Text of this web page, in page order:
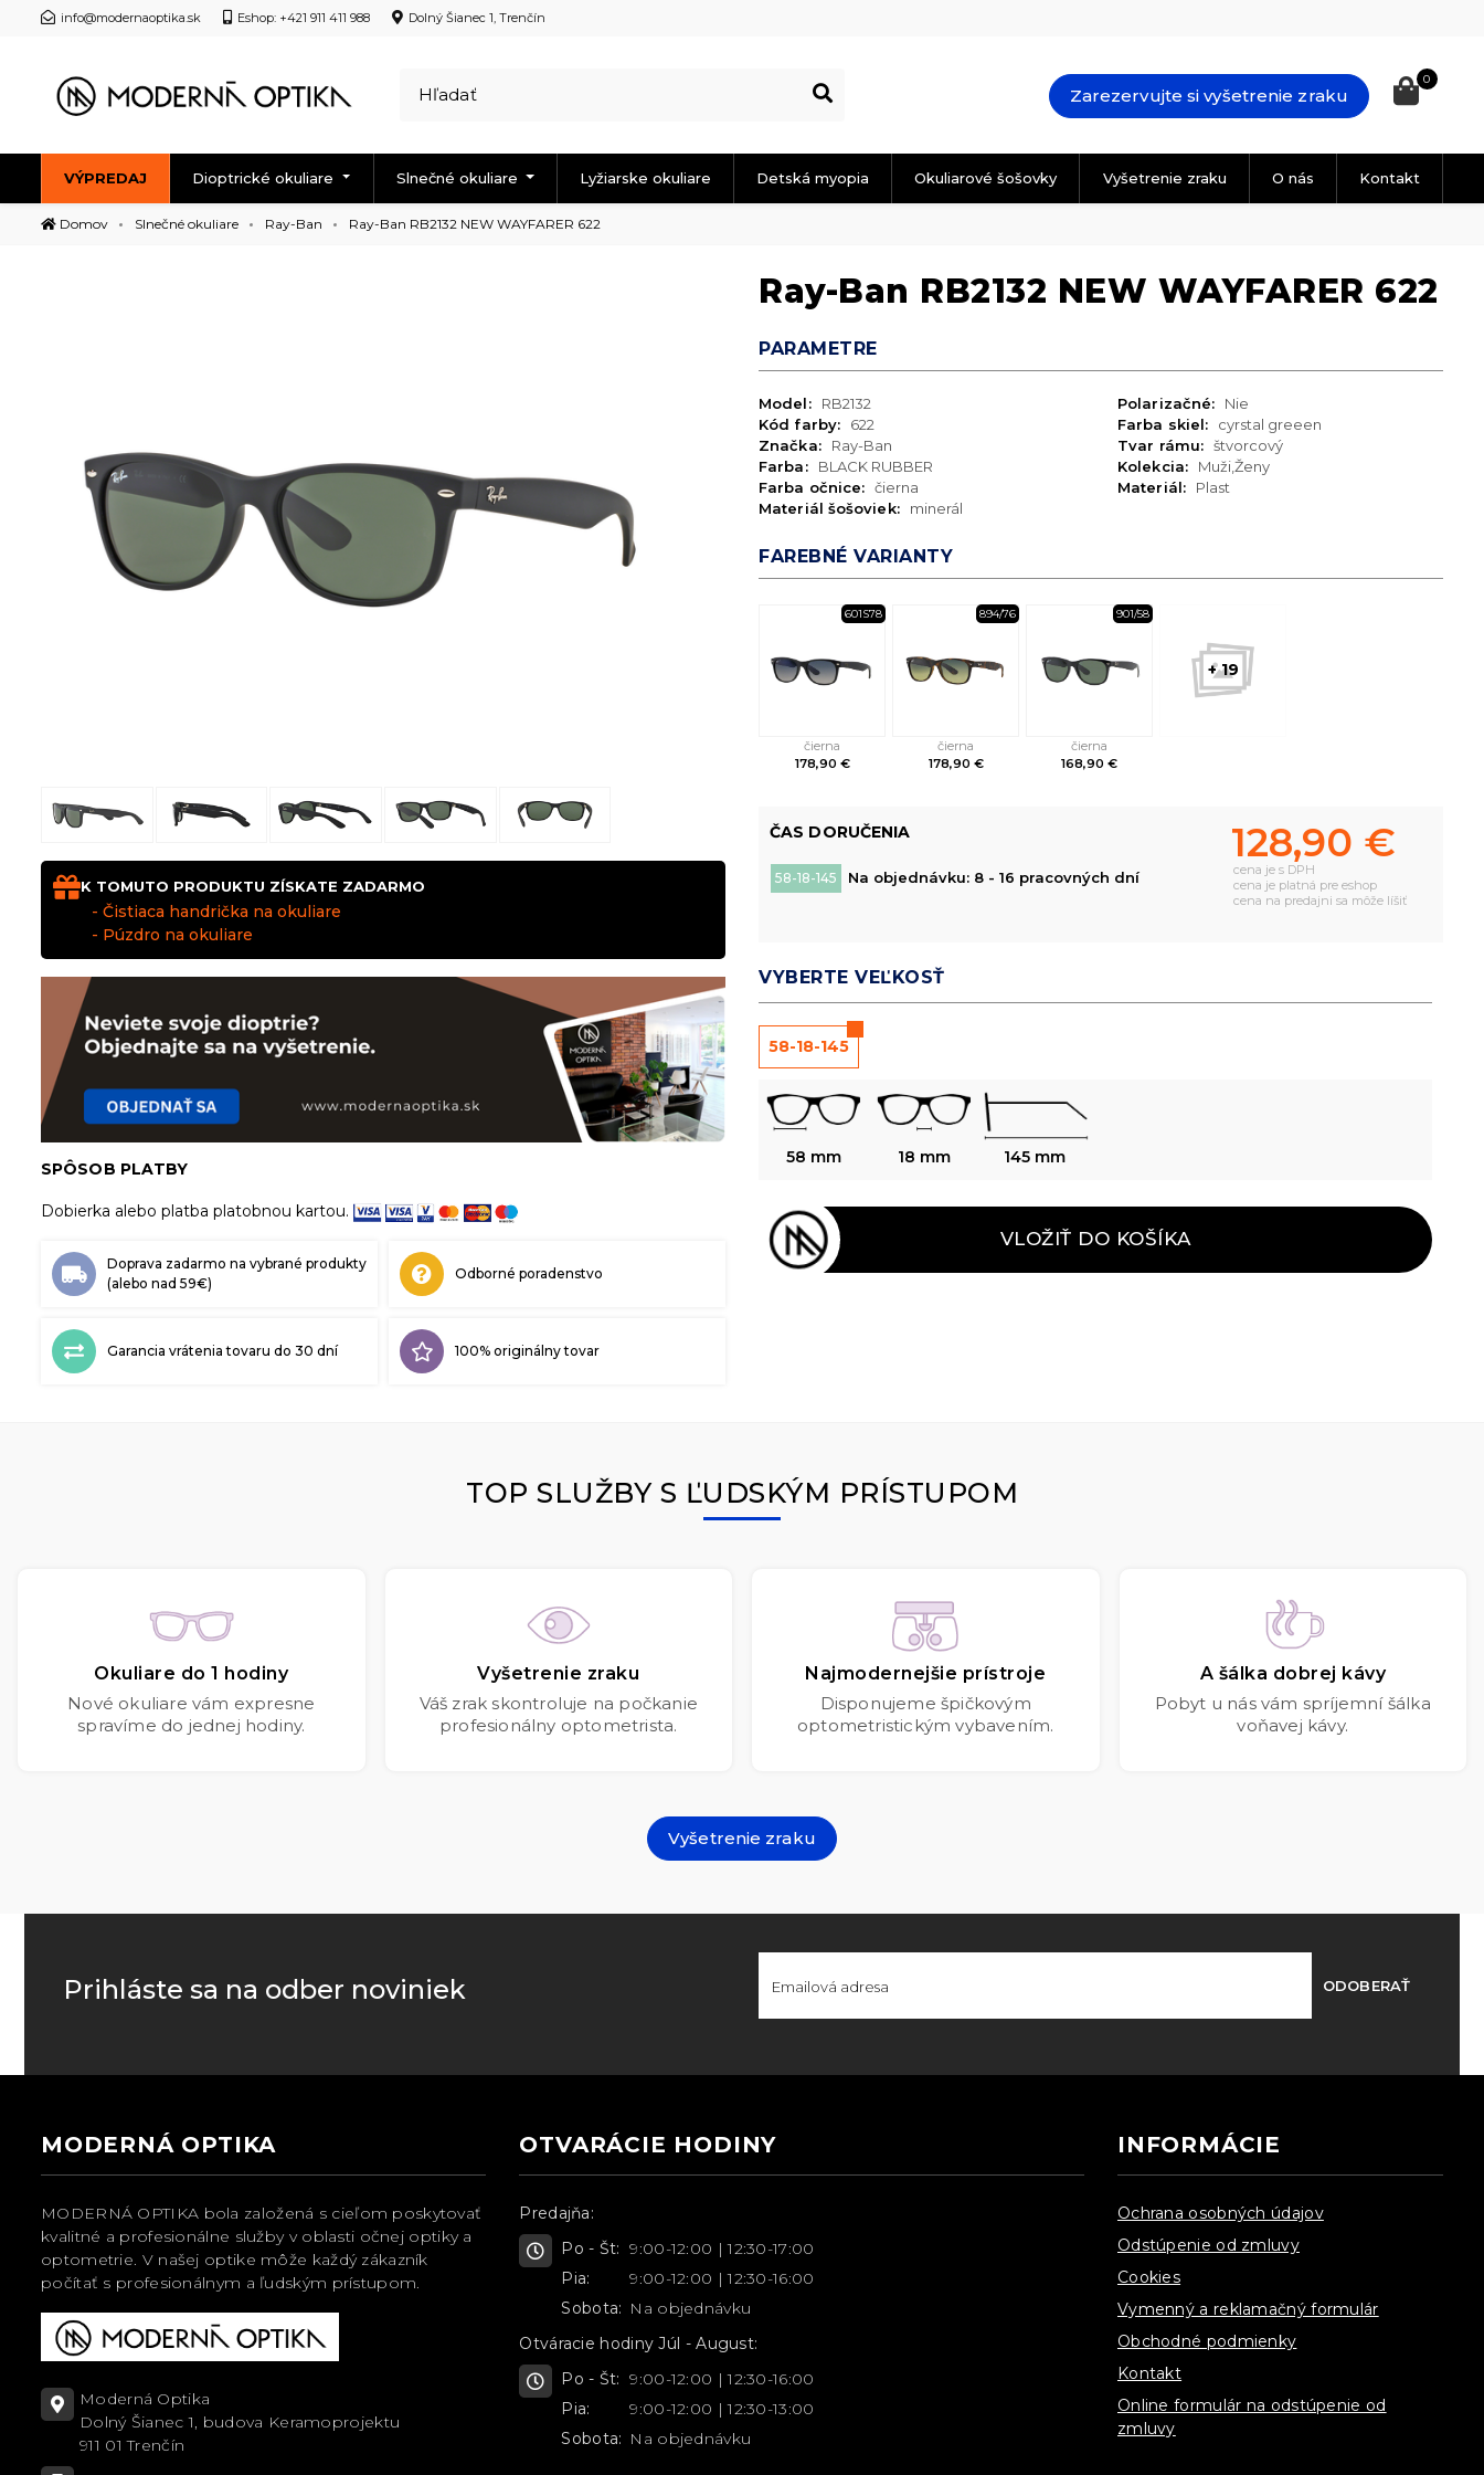
info@modernaoptika.sk Eshop: +421 911 411 988 Dolný Šianec 1, Trenčín
Zarezervujte si vyšetrenie zraku
0
VÝPREDAJ Dioptrické okuliare Slnečné okuliare Lyžiarske okuliare Detská myopia Okuliarové šošovky Vyšetrenie zraku O nás Kontakt
Domov Slnečné okuliare Ray-Ban Ray-Ban RB2132 NEW WAYFARER 622
K TOMUTO PRODUKTU ZÍSKATE ZADARMO
- Čistiaca handrička na okuliare
- Púzdro na okuliare
SPÔSOB PLATBY
Dobierka alebo platba platobnou kartou.
Doprava zadarmo na vybrané produkty
(alebo nad 59€)
Odborné poradenstvo
Garancia vrátenia tovaru do 30 dní 100% originálny tovar
Ray-Ban RB2132 NEW WAYFARER 622
PARAMETRE
Model:
RB2132
Kód farby:
622
Značka:
Ray-Ban
Farba:
BLACK RUBBER
Farba očnice: čierna
Materiál šošoviek:
minerál
Polarizačné:
Nie
Farba skiel:
cyrstal greeen
Tvar rámu: štvorcový
Kolekcia:
Muži,Ženy
Materiál:
Plast
FAREBNÉ VARIANTY
601S78
čierna
178,90 €
894/76
čierna
178,90 €
901/58
čierna
168,90 €
+ 19
ČAS DORUČENIA
58-18-145 Na objednávku: 8 - 16 pracovných dní
128,90 €
cena je s DPH
cena je platná pre eshop
cena na predajni sa môže líšiť
VYBERTE VEĽKOSŤ
58-18-145
58 mm 18 mm 145 mm
VLOŽIŤ DO KOŠÍKA
TOP SLUŽBY S ĽUDSKÝM PRÍSTUPOM
Okuliare do 1 hodiny
Nové okuliare vám expresne
spravíme do jednej hodiny.
Vyšetrenie zraku
Váš zrak skontroluje na počkanie
profesionálny optometrista.
Najmodernejšie prístroje
Disponujeme špičkovým
optometristickým vybavením.
A šálka dobrej kávy
Pobyt u nás vám spríjemní šálka
voňavej kávy.
Vyšetrenie zraku
Prihláste sa na odber noviniek ODOBERAŤ
MODERNÁ OPTIKA
MODERNÁ OPTIKA bola založená s cieľom poskytovať
kvalitné a profesionálne služby v oblasti očnej optiky a
optometrie. V našej optike môže každý zákazník
počítať s profesionálnym a ľudským prístupom.
Moderná Optika
Dolný Šianec 1, budova Keramoprojektu
911 01 Trenčín
OTVARÁCIE HODINY
Predajňa:
Po - Št: 9:00-12:00 | 12:30-17:00
Pia:
9:00-12:00 | 12:30-16:00
Sobota: Na objednávku
Otváracie hodiny Júl - August:
Po - Št: 9:00-12:00 | 12:30-16:00
Pia:
9:00-12:00 | 12:30-13:00
Sobota: Na objednávku
INFORMÁCIE
Ochrana osobných údajov
Odstúpenie od zmluvy
Cookies
Vymenný a reklamačný formulár
Obchodné podmienky
Kontakt
Online formulár na odstúpenie od
zmluvy